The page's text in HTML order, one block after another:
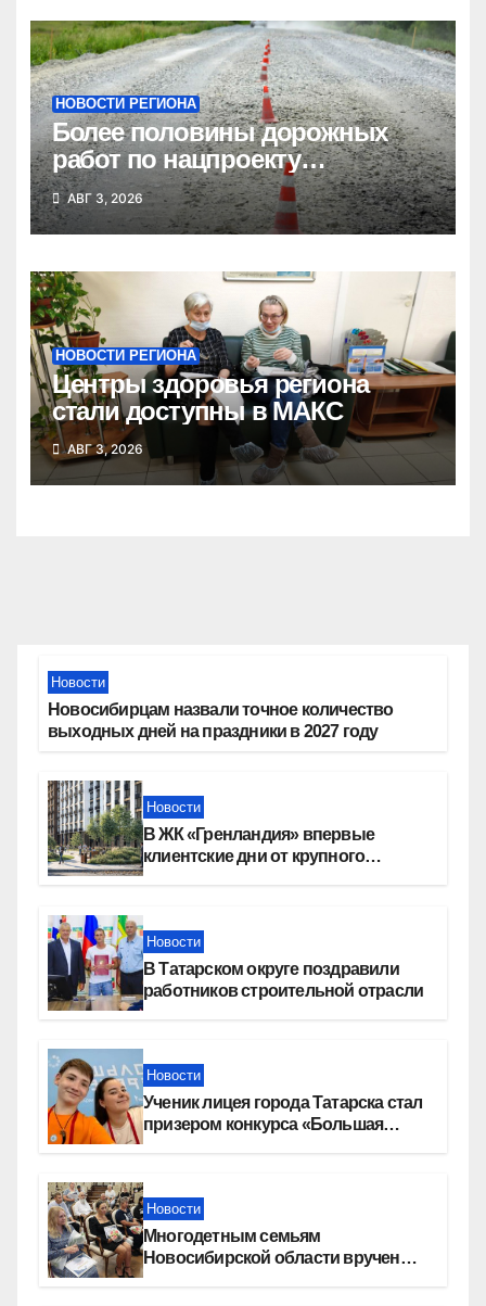
НОВОСТИ РЕГИОНА
Более половины дорожных
работ по нацпроекту
выполнено в Новосибирской
области
АВГ 3, 2026
НОВОСТИ РЕГИОНА
Центры здоровья региона
стали доступны в МАКС
АВГ 3, 2026
Новости
Новосибирцам назвали точное количество
выходных дней на праздники в 2027 году
Новости
В ЖК «Гренландия» впервые
клиентские дни от крупного
Новости
В Татарском округе поздравили
работников строительной отрасли
Новости
Ученик лицея города Татарска стал
призером конкурса «Большая
Новости
Многодетным семьям
Новосибирской области вручены